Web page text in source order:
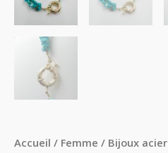
Accueil / Femme / Bijoux acier